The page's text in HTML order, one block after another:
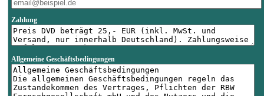
Zahlung
Allgemeine Geschäftsbedingungen